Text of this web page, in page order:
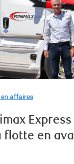
en affaires
Express
flotte en